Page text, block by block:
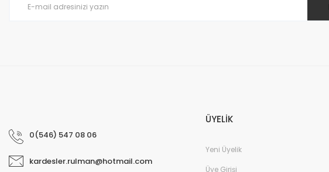
0(546) 547 08 06
kardesler.rulman@hotmail.com
ÜYELİK
Yeni Üyelik
Üye Girişi